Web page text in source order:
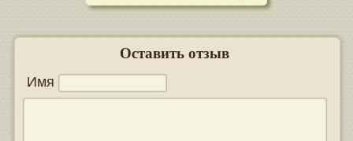
Оставить отзыв
Имя